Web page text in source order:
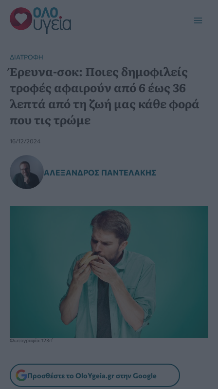
Μετάβαση
στο
περιεχόμενο
ΔΙΑΤΡΟΦΉ
Έρευνα-σοκ: Ποιες δημοφιλείς
τροφές αφαιρούν από 6 έως 36
λεπτά από τη ζωή μας κάθε φορά
που τις τρώμε
16/12/2024
ΑΛΈΞΑΝΔΡΟΣ ΠΑΝΤΕΛΆΚΗΣ
Φωτογραφία: 123rf
Προσθέστε το OloYgeia.gr στην Google